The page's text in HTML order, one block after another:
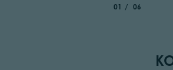
01 of
06